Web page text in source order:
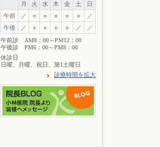
月 火 水 木 金 土
日
午前
／ ○ ○ ○ ○ ○
／
午後
／ ○ ○ ○ ○ ／
／
午前診 AM8：00～PM12：00
午後診 PM6：00～PM8：00
休診日
日曜、月曜、祝日、第1土曜日
診療時間を拡大